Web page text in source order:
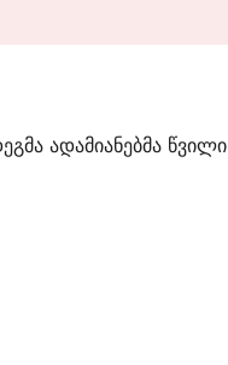
ადამიანებმა წვილი